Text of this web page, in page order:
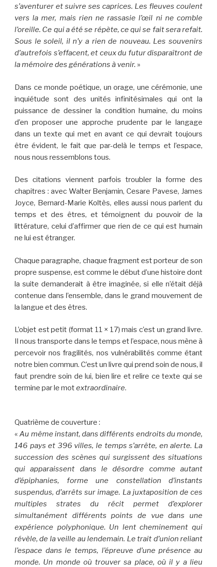
s’aventurer et suivre ses caprices. Les fleuves coulent
vers la mer, mais rien ne rassasie l’œil ni ne comble
l’oreille. Ce qui a été se répète, ce qui se fait sera refait.
Sous le soleil, il n’y a rien de nouveau. Les souvenirs
d’autrefois s’effacent, et ceux du futur disparaîtront de
la mémoire des générations à venir. »
Dans ce monde poétique, un orage, une cérémonie, une
inquiétude sont des unités infinitésimales qui ont la
puissance de dessiner la condition humaine, du moins
d’en proposer une approche prudente par le langage
dans un texte qui met en avant ce qui devrait toujours
être évident, le fait que par-delà le temps et l’espace,
nous nous ressemblons tous.
Des citations viennent parfois troubler la forme des
chapitres : avec Walter Benjamin, Cesare Pavese, James
Joyce, Bernard-Marie Koltès, elles aussi nous parlent du
temps et des êtres, et témoignent du pouvoir de la
littérature, celui d’affirmer que rien de ce qui est humain
ne lui est étranger.
Chaque paragraphe, chaque fragment est porteur de son
propre suspense, est comme le début d’une histoire dont
la suite demanderait à être imaginée, si elle n’était déjà
contenue dans l’ensemble, dans le grand mouvement de
la langue et des êtres.
L’objet est petit (format 11 × 17) mais c’est un grand livre.
Il nous transporte dans le temps et l’espace, nous mène à
percevoir nos fragilités, nos vulnérabilités comme étant
notre bien commun. C’est un livre qui prend soin de nous, il
faut prendre soin de lui, bien lire et relire ce texte qui se
termine par le motextraordinaire.
Quatrième de couverture :
«Au même instant, dans différents endroits du monde,
146 pays et 396 villes, le temps s’arrête, en alerte. La
succession des scènes qui surgissent des situations
qui apparaissent dans le désordre comme autant
d’épiphanies, forme une constellation d’instants
suspendus, d’arrêts sur image. La juxtaposition de ces
multiples strates du récit permet d’explorer
simultanément différents points de vue dans une
expérience polyphonique. Un lent cheminement qui
révèle, de la veille au lendemain. Le trait d’union reliant
l’espace dans le temps, l’épreuve d’une présence au
monde. Un monde où trouver sa place, où il y a lieu